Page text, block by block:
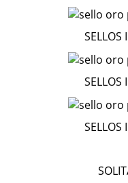
SELLOS
SELLOS
SELLOS